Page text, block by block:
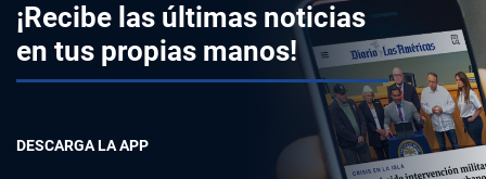
¡Recibe las últimas noticias
en tus propias manos!
DESCARGA LA APP